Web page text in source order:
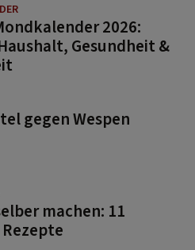
2026:
Gesundheit &
gegen Wespen
machen: 11